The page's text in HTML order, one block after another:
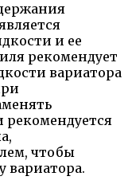
и ее
рекомендует
вариатора
чтобы
вариатора.